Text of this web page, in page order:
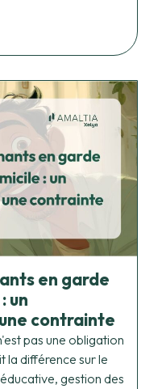
en garde
contrainte
pas une obligation
la différence sur le
gestion des
avec les
concrètement